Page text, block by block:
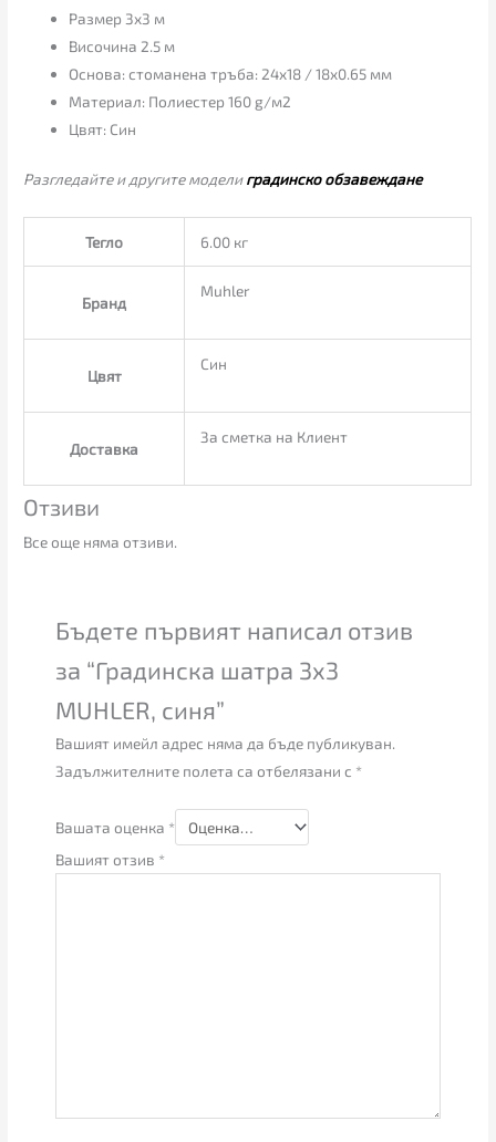
Размер 3х3 м
Височина 2.5 м
Основа: стоманена тръба: 24х18 / 18х0.65 мм
Материал: Полиестер 160 g/м2
Цвят: Син
Разгледайте и другите моделиградинско обзавеждане
Тегло 6.00 кг
Бранд
Muhler
Цвят
Син
Доставка
За сметка на Клиент
Отзиви
Все още няма отзиви.
Бъдете първият написал отзив
за “Градинска шатра 3х3
MUHLER, синя”
Вашият имейл адрес няма да бъде публикуван.
Задължителните полета са отбелязани с *
Вашата оценка *
Вашият отзив *